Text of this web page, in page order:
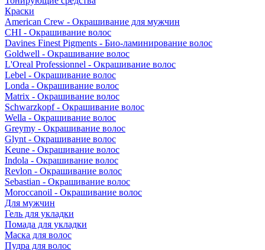
Краски
American Crew - Окрашивание для мужчин
CHI - Окрашивание волос
Davines Finest Pigments - Био-ламинирование волос
Goldwell - Окрашивание волос
L'Oreal Professionnel - Окрашивание волос
Lebel - Окрашивание волос
Londa - Окрашивание волос
Matrix - Окрашивание волос
Schwarzkopf - Окрашивание волос
Wella - Окрашивание волос
Greymy - Окрашивание волос
Glynt - Окрашивание волос
Keune - Окрашивание волос
Indola - Окрашивание волос
Revlon - Окрашивание волос
Sebastian - Окрашивание волос
Moroccanoil - Окрашивание волос
Для мужчин
Гель для укладки
Помада для укладки
Маска для волос
Пудра для волос